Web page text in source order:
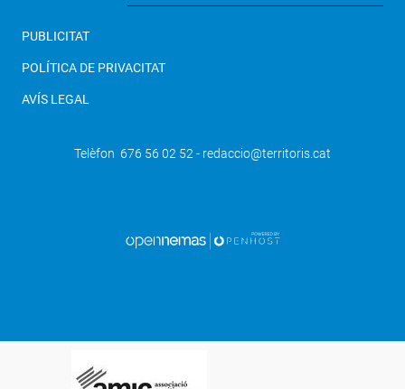
PUBLICITAT
POLÍTICA DE PRIVACITAT
AVÍS LEGAL
Telèfon 676 56 02 52 - redaccio@territoris.cat